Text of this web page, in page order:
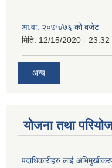
आ.वा. २०७५/७६ को बजेट
मिति: 12/15/2020 - 23:32
अन्य
योजना तथा
पदाधिकारीहरु लाई